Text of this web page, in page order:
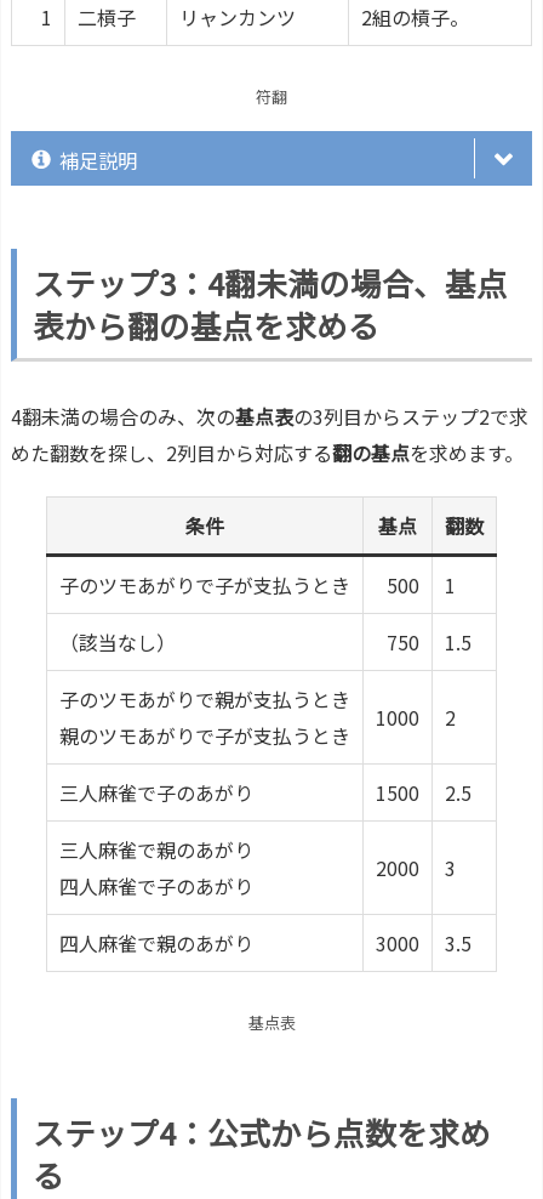
1 二槓子 リャンカンツ 2組の槓子。
符翻
補足説明
ステップ3：4翻未満の場合、基点
表から翻の基点を求める
4翻未満の場合のみ、次の基点表の3列目からステップ2で求
めた翻数を探し、2列目から対応する翻の基点を求めます。
条件 基点 翻数
子のツモあがりで子が支払うとき 500
1
（該当なし）
750
1.5
子のツモあがりで親が支払うとき
親のツモあがりで子が支払うとき
1000 2
三人麻雀で子のあがり 1500
2.5
三人麻雀で親のあがり
四人麻雀で子のあがり
2000 3
四人麻雀で親のあがり 3000 3.5
基点表
ステップ4：公式から点数を求め
る